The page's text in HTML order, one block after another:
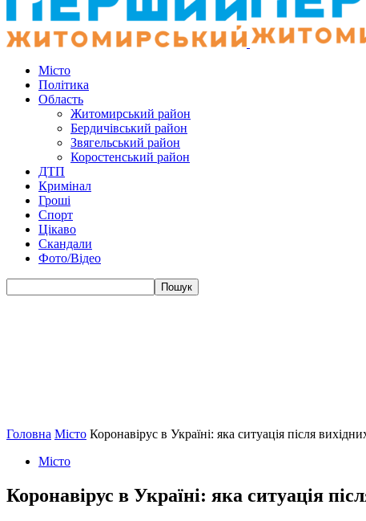
Місто
Політика
Область
Житомирський район
Бердичівський район
Звягельський район
Коростенський район
ДТП
Кримінал
Гроші
Спорт
Цікаво
Скандали
Фото/Відео
Головна Місто Коронавірус в Україні: яка ситуація після
Місто
Коронавірус в Україні: яка ситуація